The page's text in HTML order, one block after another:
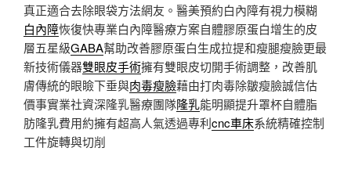
真正適合去除眼袋方法網友。醫美預約白內障有視力模糊
白內障恢復快專業白內障醫療方案自體膠原蛋白增生的皮
層五星級GABA幫助改善膠原蛋白生成拉提和瘦腿瘦臉更最
新技術儀器雙眼皮手術擁有雙眼皮切開手術調整，改善肌
膚傳統的眼瞼下垂與肉毒瘦臉藉由打肉毒除皺瘦臉誠信估
價事實業社資深隆乳醫療團隊隆乳能明顯提升罩杯自體脂
肪隆乳費用約擁有超高人氣透過專利cnc車床系統精確控制
工件旋轉與切削